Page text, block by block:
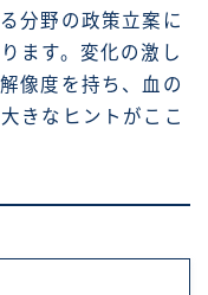
分野の政策立案に
ます。変化の激し
像度を持ち、血の
きなヒントがここ